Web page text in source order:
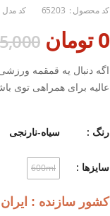
کد محصول : 65203 کد مدل
0 تومان 745,000
عالیه برای همراهی توی
توی کیف یا دست جا
یه قمقمه دم‌دستی و
اگه برات مهمه که
رنگ : سیاه-نارنجی
سایزها : 600ml
کشور سازنده : ایران